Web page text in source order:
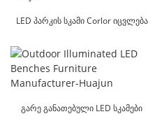
LED პარკის სკამი Corlor იცვლება
გარე განათებული LED სკამები